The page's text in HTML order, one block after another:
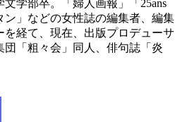
学部卒。「婦人画報」「25ans
ン」などの女性誌の編集者、編集
経て、現在、出版プロデューサ
「粗々会」同人、俳句誌「炎